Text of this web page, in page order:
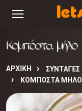
Κομπόστα μήλο
ΑΡΧΙΚΉ ΣΥΝΤΑΓΈΣ
ΚΟΜΠΌΣΤΑ ΜΉΛΟ